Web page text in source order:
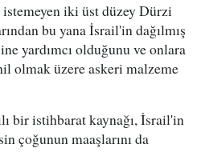
iki üst düzey Dürzi
bu yana İsrail'in dağılmış
yardımcı olduğunu ve onlara
olmak üzere askeri malzeme
bir istihbarat kaynağı, İsrail'in
çoğunun maaşlarını da